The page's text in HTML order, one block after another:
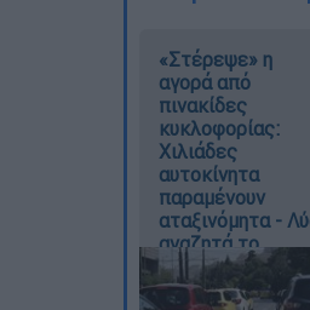
«Στέρεψε» η
αγορά από
πινακίδες
κυκλοφορίας:
Χιλιάδες
αυτοκίνητα
παραμένουν
αταξινόμητα -
αναζητά το
υπουργείο